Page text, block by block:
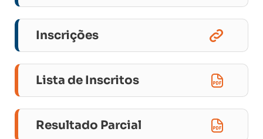
Inscrições
Lista de Inscritos
Resultado Parcial